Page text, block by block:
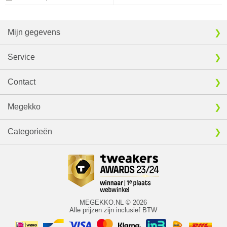
Mijn gegevens
Service
Contact
Megekko
Categorieën
MEGEKKO.NL © 2026
Alle prijzen zijn inclusief BTW